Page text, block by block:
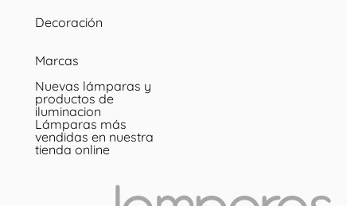
Decoración
Marcas
Nuevas lámparas y
productos de
iluminacion
Lámparas más
vendidas en nuestra
tienda online